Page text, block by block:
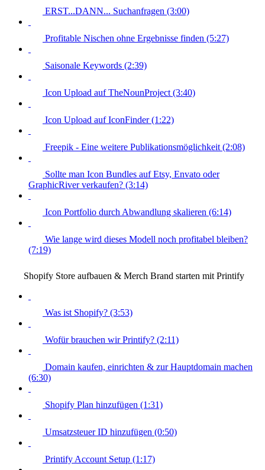
ERST...DANN... Suchanfragen (3:00)
Profitable Nischen ohne Ergebnisse finden (5:27)
Saisonale Keywords (2:39)
Icon Upload auf TheNounProject (3:40)
Icon Upload auf IconFinder (1:22)
Freepik - Eine weitere Publikationsmöglichkeit (2:08)
Sollte man Icon Bundles auf Etsy, Envato oder
GraphicRiver verkaufen? (3:14)
Icon Portfolio durch Abwandlung skalieren (6:14)
Wie lange wird dieses Modell noch profitabel bleiben?
(7:19)
Shopify Store aufbauen & Merch Brand starten mit Printify
Was ist Shopify? (3:53)
Wofür brauchen wir Printify? (2:11)
Domain kaufen, einrichten & zur Hauptdomain machen
(6:30)
Shopify Plan hinzufügen (1:31)
Umsatzsteuer ID hinzufügen (0:50)
Printify Account Setup (1:17)